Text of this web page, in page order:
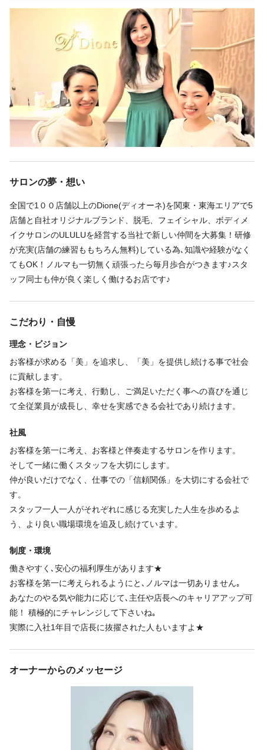
Dione 金山駅前店 金山駅 徒歩4分
Dione四日市駅前店 近鉄四日市駅 徒歩2分
Dione銀座本店 銀座駅 徒歩2分/有楽町駅 徒歩8分
Dione上野店 京成上野駅 徒歩3分/上野広小路駅 徒歩4分/湯島駅 徒歩5分/上野駅 徒歩9分
勤務時間
週2回 週3回 週4回 週5回 シフト制
10:00〜15:00
14:00〜19:00
16:00〜21:00
シフト制
ご希望の勤務時間があればご相談ください。（上記時間より長時
間或いは短時間可）
休日
仕事内容
フェイシャル 脱毛エステ
施術・受付・カウンセリング・清掃準備など
福利厚生
インセンティブあり
制服あり
・支給条件
全スタッフ支給
福利厚生の詳細
交通費支給（2万円/月迄）
★ノルマなし★
お客様を第一に考えられるようにと､ノルマは一切ありません｡
｢店長になりたい｣｢独立を考えている｣方も大歓迎！
スタッフの頑張りはしっかりと評価し､ インセンティブや役職手
当などで還元しています｡
（1年目/店長月収例：35万円以上 ※月給27万円＋諸手当）
スタッフ同士がとても仲が良く、雰囲気が良く風通しの良い働き
やすい職場です♪
仲間と共に成長しましょう！
実際に入社1年目で店長に抜擢された人もいますよ♪
“お客様に近い存在”として武器になります｡
｢美容に興味はあるから｣｢エステに通うのが好きだから♪｣とスター
トの理由は何でもOKです！
Dioneで美容好きな仲間に囲まれて仕事をしてみませんか？
サロンの夢・想い
全国で1００店舗以上のDione(ディオーネ)を関東・東海エリアで5
店舗と自社オリジナルブランド、脱毛、フェイシャル、ボディメ
イクサロンのULULUを経営する当社で新しい仲間を大募集！研修
が充実(店舗の練習ももちろん無料)している為､知識や経験がなく
てもOK！ノルマも一切無く頑張ったら毎月歩合がつきます♪スタ
ッフ同士も仲が良く楽しく働けるお店です♪
こだわり・自慢
理念・ビジョン
お客様が求める「美」を追求し、「美」を提供し続ける事で社会
に貢献します。
お客様を第一に考え、行動し、ご満足いただく事への喜びを通じ
て全従業員が成長し、幸せを実感できる会社であり続けます。
社風
お客様を第一に考え、お客様と伴奏走するサロンを作ります。
そして一緒に働くスタッフを大切にします。
仲が良いだけでなく、仕事での「信頼関係」を大切にする会社で
す。
スタッフ一人一人がそれぞれに感じる充実した人生を歩めるよ
う、より良い職場環境を追及し続けています。
制度・環境
働きやすく､安心の福利厚生があります★
お客様を第一に考えられるようにと､ノルマは一切ありません｡
あなたのやる気や能力に応じて､主任や店長へのキャリアアップ可
能！ 積極的にチャレンジして下さいね｡
実際に入社1年目で店長に抜擢された人もいますよ★
オーナーからのメッセージ